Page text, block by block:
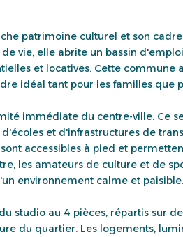
patrimoine culturel et son
vie, elle abrite un bassin
et locatives. Cette commune
idéal tant pour les familles que
immédiate du centre-ville. Ce
et d'infrastructures de
accessibles à pied et
les amateurs de culture et de
environnement calme et paisible.
studio au 4 pièces, répartis sur
du quartier. Les logements,